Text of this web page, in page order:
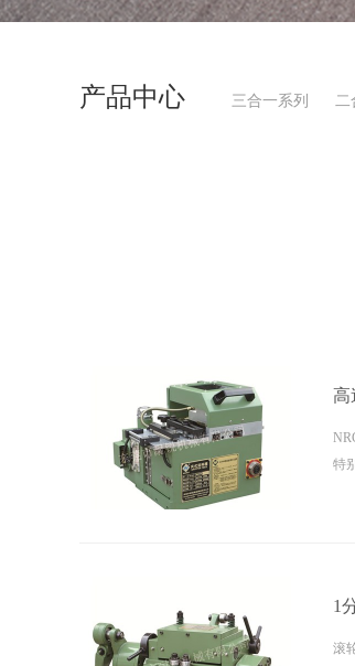
产品中心 三合一系列 二
高
特
1
滚